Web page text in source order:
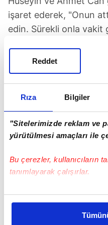
Rıza Bilgiler
"Sitelerimizde reklam ve
yürütülmesi amaçları ile
Bu çerezler, kullanıcıların
tanımlayarak çalışırlar.
Bu çerezlere izin vermeniz
daha iyi reklam deneyimi
Reddet
işaret ederek, "Onun
edin. Sürekli onla vakit
katacak ve
kullandı.